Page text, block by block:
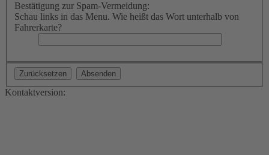
Bestätigung zur Spam-Vermeidung:
Schau links in das Menu. Wie heißt das Wort unterhalb von
Fahrerkarte?
Kontaktversion: